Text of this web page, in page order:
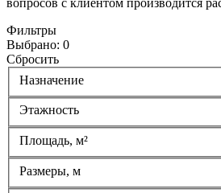
вопросов с клиентом производится
Фильтры
Выбрано: 0
Сбросить
Назначение
Этажность
Площадь, м²
Размеры, м